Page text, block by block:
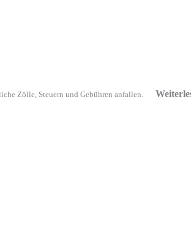
Zölle, Steuern und Gebühren anfallen.